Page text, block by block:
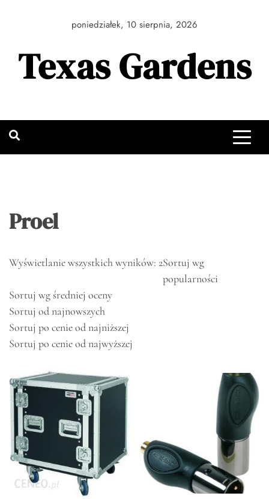
poniedziałek, 10 sierpnia, 2026
Texas Gardens
Proel
Wyświetlanie wszystkich wyników: 2Sortuj wg
popularności
Sortuj wg średniej oceny
Sortuj od najnowszych
Sortuj po cenie od najniższej
Sortuj po cenie od najwyższej